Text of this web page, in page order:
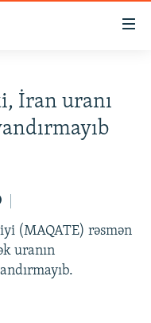
İran uranı
(MAQATE) rəsmən
uranın